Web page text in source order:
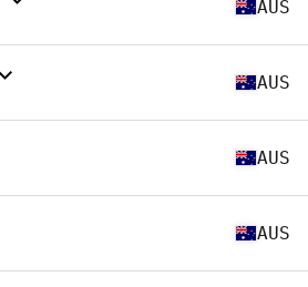
AUS
AUS
AUS
AUS